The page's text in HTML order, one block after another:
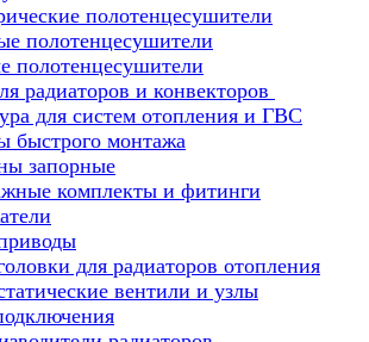
полотенцесушители
полотенцесушители
полотенцесушители
радиаторов и конвекторов
для систем отопления и ГВС
быстрого монтажа
запорные
комплекты и фитинги
для радиаторов отопления
вентили и узлы